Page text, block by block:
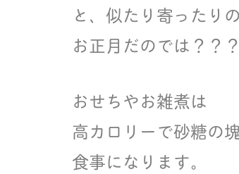
と、似たり寄ったりの
お正月だのでは？？？
おせちやお雑煮は
高カロリーで砂糖の
食事になります。